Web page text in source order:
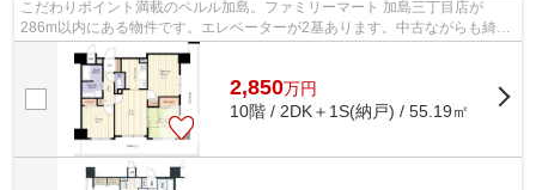
こだわりポイント満載のペルル加島。ファミリーマート 加島三丁目店が
286m以内にある物件です。エレベーターが2基あります。中古ながらも綺麗
な室内と魅力的な住環境のマンションです...
2,850万円
10階 / 2DK＋1S(納戸) / 55.19㎡